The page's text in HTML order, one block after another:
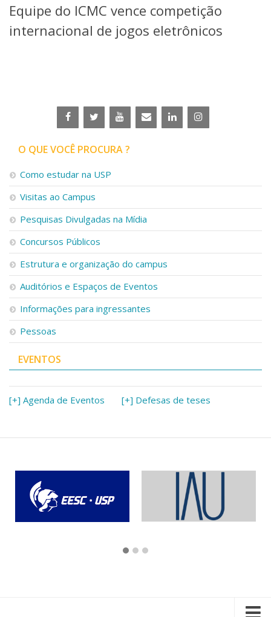
Extensão à Comunidade
Projetos, Programas e Cursos
Apoio ao Estudante
Segurança, Trânsito e Prevenção
Outros serviços
Assessorias e Mídias
Aplicativos e Sites
Jornal da USP
Agenda de Eventos
Defesa de Teses
Equipe do ICMC vence competição
internacional de jogos eletrônicos
O QUE VOCÊ PROCURA ?
Como estudar na USP
Visitas ao Campus
Pesquisas Divulgadas na Mídia
Concursos Públicos
Estrutura e organização do campus
Auditórios e Espaços de Eventos
Informações para ingressantes
Pessoas
EVENTOS
[+] Agenda de Eventos [+] Defesas de teses